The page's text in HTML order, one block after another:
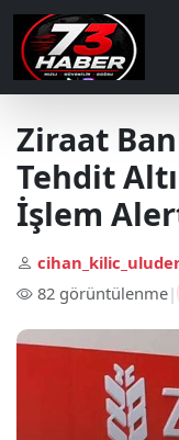
Ziraat
Tehdit
İşlem
82 görüntülenme|